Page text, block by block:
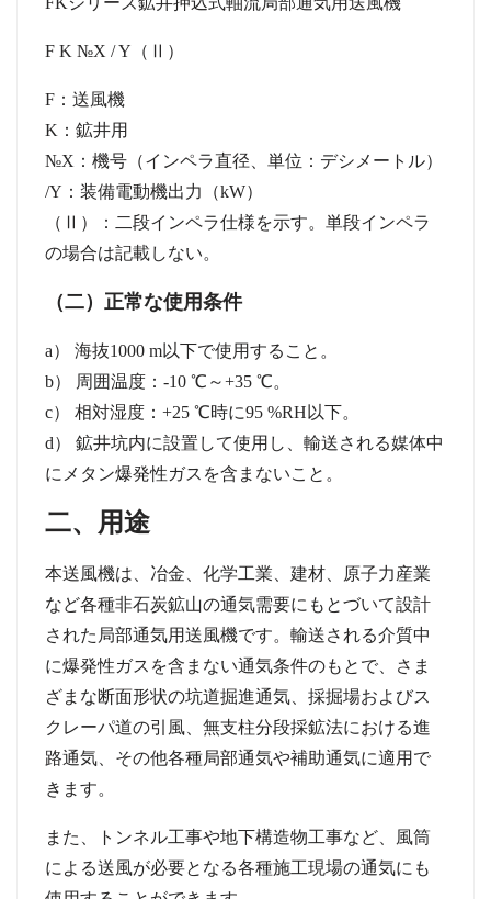
F K №X / Y （ Ⅱ ）
F ：送風機
K ：鉱井用
№X ：機号（インペラ直径、単位：デシメートル）
/Y ：装備電動機出力（kW）
（ Ⅱ ）：二段インペラ仕様を示す。単段インペラ
の場合は記載しない。
（二）正常な使用条件
a） 海抜1000 m以下で使用すること。
b） 周囲温度： -10 ℃ ～+35 ℃。
c） 相対湿度： +25 ℃時に95 %RH 以下。
d）
鉱井坑内に設置して使用し、輸送される媒体中
にメタン爆発性ガスを含まないこと。
二、用途
本送風機は、冶金、化学工業、建材、原子力産業
など各種非石炭鉱山の通気需要にもとづいて設計
された局部通気用送風機です。輸送される介質中
に爆発性ガスを含まない通気条件のもとで、さま
ざまな断面形状の坑道掘進通気、採掘場およびス
クレーパ道の引風、無支柱分段採鉱法における進
路通気、その他各種局部通気や補助通気に適用で
きます。
また、トンネル工事や地下構造物工事など、風筒
による送風が必要となる各種施工現場の通気にも